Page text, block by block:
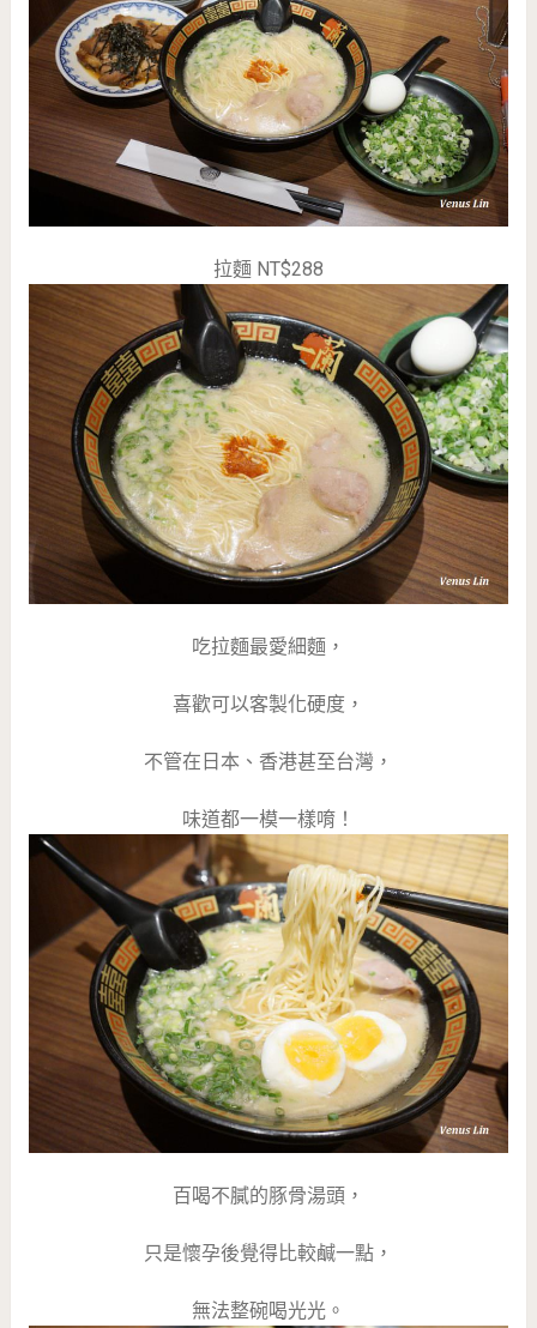
拉麵 NT$288
吃拉麵最愛細麵，
喜歡可以客製化硬度，
不管在日本、香港甚至台灣，
味道都一模一樣唷！
百喝不膩的豚骨湯頭，
只是懷孕後覺得比較鹹一點，
無法整碗喝光光。